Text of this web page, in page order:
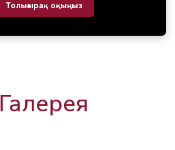
Толығырақ оқыңыз
Галерея